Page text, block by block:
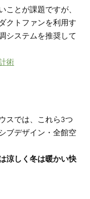
ことが課題ですが、
クトファンを利用す
システムを推奨して
術
スでは、これら3つ
ブデザイン・全館空
涼しく冬は暖かい快